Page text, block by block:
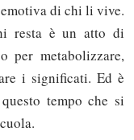
di chi li vive.
resta è un atto di
per metabolizzare,
i significati. Ed è
tempo che si